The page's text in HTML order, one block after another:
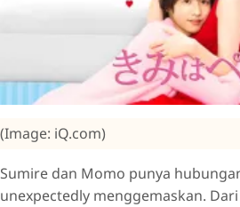
(Image: iQ.com)
Sumire dan Momo punya
unexpectedly menggemaskan.